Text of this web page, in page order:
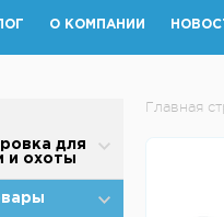
О КОМПАНИИ
для
и охоты
рыбалки
Главная